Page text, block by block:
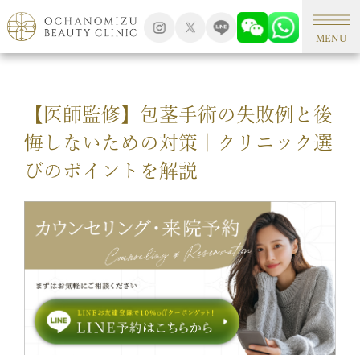
MENU
TOP 男性治療
【医師監修】包茎手術の失敗例と後
悔しないための対策｜クリニック選
びのポイントを解説